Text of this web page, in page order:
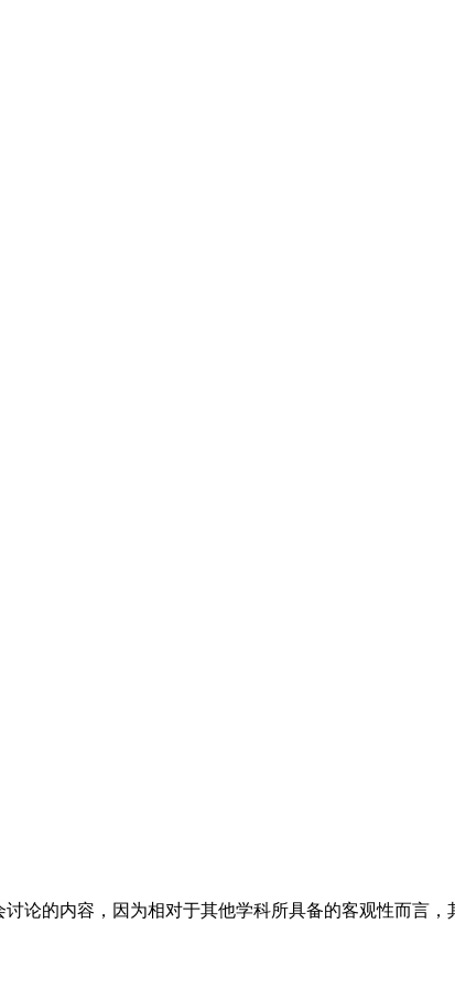
论的内容，因为相对于其他学科所具备的客观性而言